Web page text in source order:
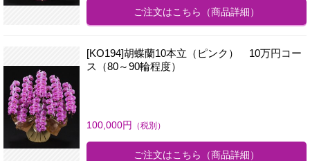
ご注文はこちら （商品詳細）
[KO194]胡蝶蘭10本立（ピンク） 10万円コー
ス（80～90輪程度）
100,000円 （税別）
ご注文はこちら （商品詳細）